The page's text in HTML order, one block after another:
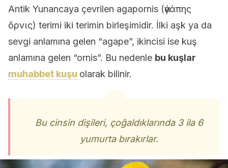
Antik Yunancaya çevrilen agapornis (ἀγάπης
ὄρνις) terimi iki terimin birleşimidir. İlki aşk ya da
sevgi anlamına gelen “agape”, ikincisi ise kuş
anlamına gelen “ornis”. Bu nedenle bu kuşlar
muhabbet kuşu olarak bilinir.
Bu cinsin dişileri, çoğaldıklarında 3 ila 6
yumurta bırakırlar.